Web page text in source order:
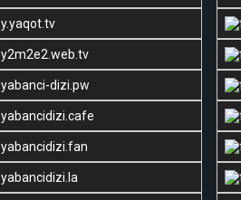
y.yaqot.tv
y2m2e2.web.tv
yabanci-dizi.pw
yabancidizi.cafe
yabancidizi.fan
yabancidizi.la